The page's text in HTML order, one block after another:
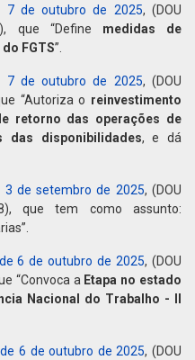
7 de outubro de 2025, (DOU
que “Define medidas de
FGTS”.
7 de outubro de 2025, (DOU
“Autoriza o reinvestimento
retorno das operações de
das disponibilidades, e dá
3 de setembro de 2025, (DOU
que tem como assunto:
6 de outubro de 2025, (DOU
“Convoca a Etapa no estado
Nacional do Trabalho - II
6 de outubro de 2025, (DOU